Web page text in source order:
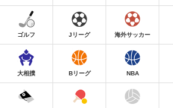
ゴルフ Jリーグ 海外サッカー
大相撲 Bリーグ NBA